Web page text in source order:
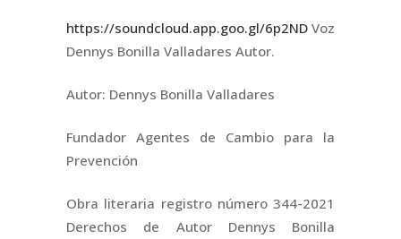
https://soundcloud.app.goo.gl/6p2ND Voz
Dennys Bonilla Valladares Autor.
Autor: Dennys Bonilla Valladares
Fundador Agentes de Cambio para la
Prevención
Obra literaria registro número 344-2021
Derechos de Autor Dennys Bonilla